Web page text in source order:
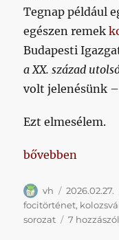
Tegnap például
egészen remek
Budapesti
a XX. század
volt jelenésünk
Ezt elmesélem.
„Hosszú hét
bővebben
Szerző
vh Közzétéve
2026.02.27.
focitörténet,
sorozat
7